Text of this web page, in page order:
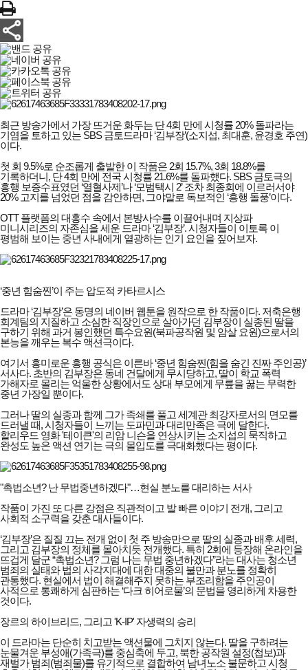
최근 방송가에서 가장 뜨거운 화두는 단 4회 만에 시청률 20% 돌파라는
기염을 토하고 있는 SBS 금토드라마 ‘김부장’(소지섭, 최대훈, 윤경호 주연)
이다.
첫 회 9.5%로 순조롭게 출발한 이 작품은 2회 15.7%, 3회 18.8%를
기록하더니, 단 4회 만에 전국 시청률 21.6%를 돌파했다. SBS 금토극의
흥행 보증수표였던 ‘열혈사제’나 ‘모범택시 2’ 조차 최종회에 이르러서야
20% 고지를 넘었던 점을 감안하면, 그야말로 독보적인 ‘흥행 돌풍’이다.
OTT 플랫폼의 대홍수 속에서 본방사수를 이끌어내며 지상파
미니시리즈의 자존심을 세운 드라마 ‘김부장’. 시청자들이 이토록 이
평범해 보이는 중년 사내에게 열광하는 인기 요인을 짚어보자.
‘중년 힘숨찐’이 주는 압도적 카타르시스
드라마 ‘김부장’은 동명의 네이버 웹툰을 원작으로 한 작품이다. 저축은행
회계팀의 지질하고 소심한 직장인으로 살아가던 김부장이 실종된 딸을
구하기 위해 과거 봉인했던 특수요원(북파공작원 및 암살 요원)으로서의
본능을 깨우는 복수 액션극이다.
여기서 흥미로운 흥행 공식은 이른바 ‘중년 힘숨찐(힘을 숨긴 진짜 주인공)’
서사다. 초반의 김부장은 동네 건달에게 무시당하고, 딸이 학교 폭력
가해자로 몰리는 억울한 상황에서도 상대 부모에게 무릎을 꿇는 무력한
중년 가장일 뿐이다.
그러나 딸의 실종과 함께 그가 족쇄를 풀고 세계관 최강자로서의 면모를
드러낼 때, 시청자들이 느끼는 도파민과 대리만족은 극에 달한다.
할리우드 영화 '테이큰'의 리암 니슨을 연상시키는 소지섭의 묵직하고
완성도 높은 액션 연기는 극의 몰입도를 극대화했다는 평이다.
"촉법소년? 난 무법중년하겠다"…현실 분노를 대리하는 서사
작품이 가진 또 다른 강점은 직관적이고 발 빠른 이야기 전개, 그리고
사회적 소구력을 갖춘 대사들이다.
‘김부장’은 질질 끄는 전개 없이 첫 주 방송만으로 딸의 실종과 배후 세력,
그리고 김부장의 정체를 몰아치듯 전개했다. 특히 2회에 등장해 온라인을
뜨겁게 달군 “촉법소년? 그럼 나는 무법 중년하겠다”라는 대사는 청소년
범죄의 실태와 법의 사각지대에 대한 대중의 불만과 분노를 정확히
관통했다. 현실에서 법이 해결해주지 못하는 부조리함을 주인공이
사적으로 통쾌하게 심판하는 ‘다크 히어로물’의 문법을 영리하게 차용한
것이다.
장르의 하이브리드, 그리고 'K-IP' 자생력의 승리
이 드라마는 단순히 치고받는 액션물에 그치지 않는다. 딸을 구하려는
눈물겨운 부성애(가족극)를 중심축에 두고, 북한 공작원 설정(첩보)과
재벌가 범죄(범죄물)를 유기적으로 결합하여 남녀노소 불문하고 시청